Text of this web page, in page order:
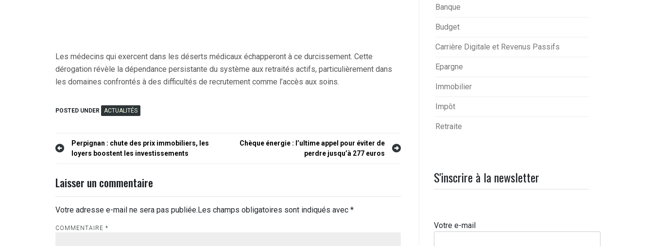
Les médecins qui exercent dans les déserts médicaux échapperont à ce durcissement. Cette
dérogation révèle la dépendance persistante du système aux retraités actifs, particulièrement dans
les domaines confrontés à des difficultés de recrutement comme l’accès aux soins.
POSTED UNDER ACTUALITÉS
Navigation
l’article
Perpignan : chute des prix immobiliers, les
loyers boostent les investissements
Chèque énergie : l’ultime appel pour éviter de
perdre jusqu’à 277 euros
Laisser un commentaire
Votre adresse e-mail ne sera pas publiée.Les champs obligatoires sont indiqués avec *
COMMENTAIRE *
Banque
Budget
Carrière Digitale et Revenus Passifs
Epargne
Immobilier
Impôt
Retraite
S'inscrire à la newsletter
Votre e-mail